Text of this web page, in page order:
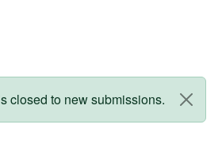
closed to new submissions.